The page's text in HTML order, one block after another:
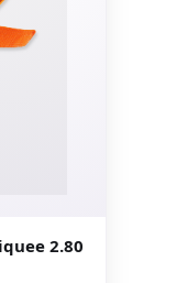
2.80